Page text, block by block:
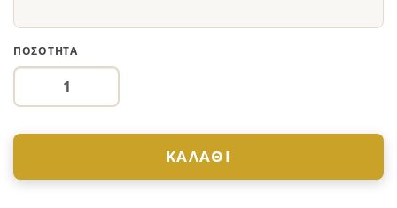
ΠΟΣΌΤΗΤΑ
ΚΑΛΆΘΙ